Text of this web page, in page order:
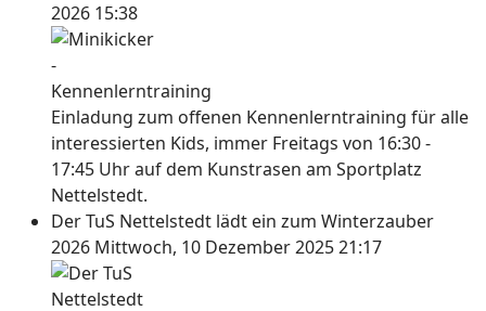
2026 15:38
Einladung zum offenen Kennenlerntraining für alle
interessierten Kids, immer Freitags von 16:30 -
17:45 Uhr auf dem Kunstrasen am Sportplatz
Nettelstedt.
Der TuS Nettelstedt lädt ein zum Winterzauber
2026 Mittwoch, 10 Dezember 2025 21:17